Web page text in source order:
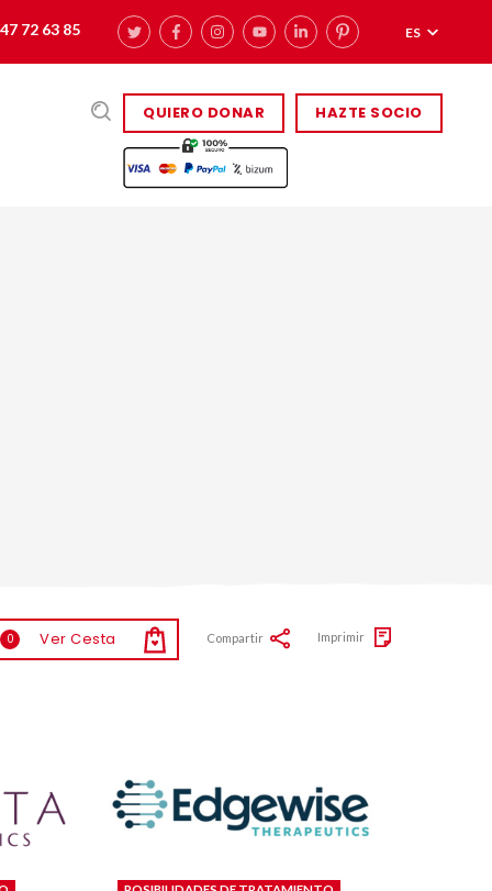
72 63 85 ES
QUIERO DONAR HAZTE SOCIO
0 Ver Cesta Compartir Imprimir